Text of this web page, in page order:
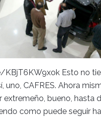
Esto no
uno, CAFRES. Ahora
extremeño, bueno, hasta
como puede seguir